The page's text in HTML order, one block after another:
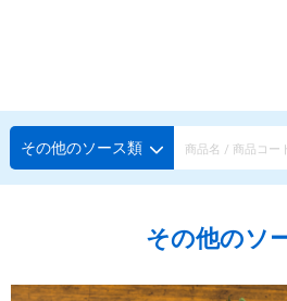
種類から探す
かき氷専用シロップ
果汁入りや厳選素材
天然着色の自
その他のソース類
その他のソ